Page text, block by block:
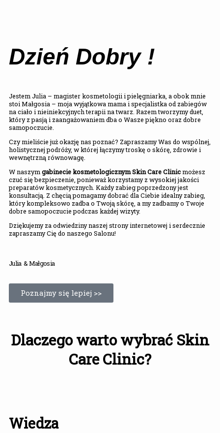
Dzień Dobry !
Jestem Julia – magister kosmetologii i pielęgniarka, a obok mnie
stoi Małgosia – moja wyjątkowa mama i specjalistka od zabiegów
na ciało i nieiniekcyjnych terapii na twarz. Razem tworzymy duet,
który z pasją i zaangażowaniem dba o Wasze piękno oraz dobre
samopoczucie.
Czy mieliście już okazję nas poznać? Zapraszamy Was do wspólnej,
holistycznej podróży, w której łączymy troskę o skórę, zdrowie i
wewnętrzną równowagę.
W naszym gabinecie kosmetologicznymSkin Care Clinicmożesz
czuć się bezpieczenie, ponieważ korzystamy z wysokiej jakości
preparatów kosmetycznych. Każdy zabieg poprzedzony jest
konsultacją. Z chęcią pomagamy dobrać dla Ciebie idealny zabieg,
który kompleksowo zadba o Twoją skórę, a my zadbamy o Twoje
dobre samopoczucie podczas każdej wizyty.
Dziękujemy za odwiedziny naszej strony internetowej i serdecznie
zapraszamy Cię do naszego Salonu!
Julia & Małgosia
Poznajmy się lepiej >>
Dlaczego warto wybrać Skin
Care Clinic?
Wiedza